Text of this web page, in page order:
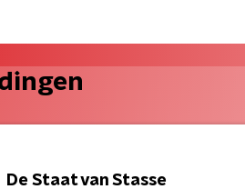
De Staat van Stasse